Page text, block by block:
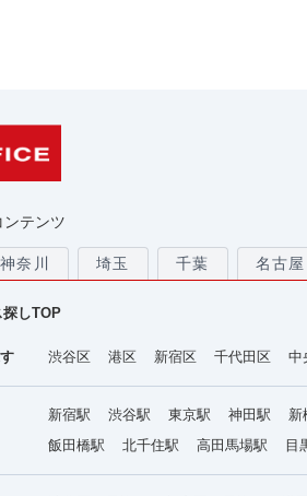
テンツ
神奈川 埼玉 千葉 名古屋
しTOP
渋谷区 港区 新宿区 千代田区 中
新宿駅 渋谷駅 東京駅 神田駅 新
飯田橋駅
北千住駅 高田馬場駅 目